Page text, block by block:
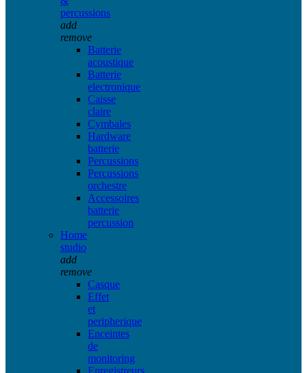
percussions
add
remove
Batterie
acoustique
Batterie
electronique
Caisse
claire
Cymbales
Hardware
batterie
Percussions
Percussions
orchestre
Accessoires
batterie
percussion
Home
studio
add
remove
Casque
Effet
et
peripherique
Enceintes
de
monitoring
Enregistreurs